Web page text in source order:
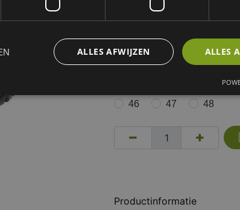
Dit artikel is niet standaard
MATEN VEILIGHEIDSSCHOEN
46 47 48
Productinformatie
ALLES
ALLES AFWIJZEN